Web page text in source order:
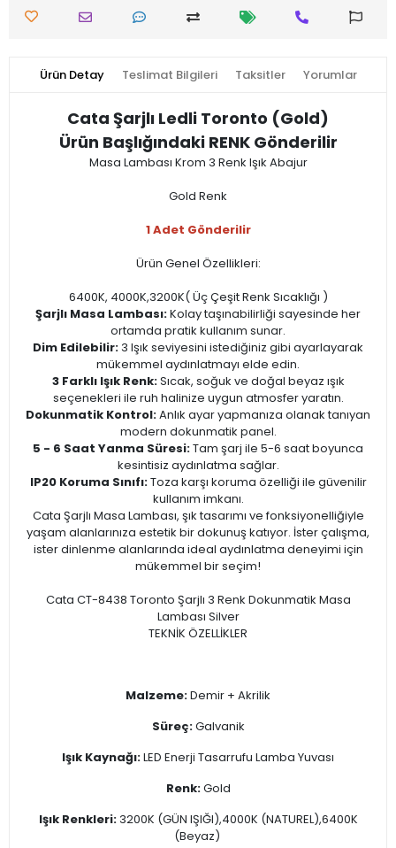
Ürün Detay Teslimat Bilgileri Taksitler Yorumlar
Cata Şarjlı Ledli Toronto (Gold)
Ürün Başlığındaki RENK Gönderilir
Masa Lambası Krom 3 Renk Işık Abajur
Gold Renk
1 Adet Gönderilir
Ürün Genel Özellikleri:
6400K, 4000K,3200K( Üç Çeşit Renk Sıcaklığı )
Şarjlı Masa Lambası:Kolay taşınabilirliği sayesinde her
ortamda pratik kullanım sunar.
Dim Edilebilir:3 Işık seviyesini istediğiniz gibi ayarlayarak
mükemmel aydınlatmayı elde edin.
3 Farklı Işık Renk:Sıcak, soğuk ve doğal beyaz ışık
seçenekleri ile ruh halinize uygun atmosfer yaratın.
Dokunmatik Kontrol:Anlık ayar yapmanıza olanak tanıyan
modern dokunmatik panel.
5 - 6 Saat Yanma Süresi:Tam şarj ile 5-6 saat boyunca
kesintisiz aydınlatma sağlar.
IP20 Koruma Sınıfı:Toza karşı koruma özelliği ile güvenilir
kullanım imkanı.
Cata Şarjlı Masa Lambası, şık tasarımı ve fonksiyonelliğiyle
yaşam alanlarınıza estetik bir dokunuş katıyor. İster çalışma,
ister dinlenme alanlarında ideal aydınlatma deneyimi için
mükemmel bir seçim!
Cata CT-8438 Toronto Şarjlı 3 Renk Dokunmatik Masa
Lambası Silver
TEKNİK ÖZELLİKLER
Malzeme:Demir + Akrilik
Süreç:Galvanik
Işık Kaynağı:LED Enerji Tasarrufu Lamba Yuvası
Renk:Gold
Işık Renkleri:3200K (GÜN IŞIĞI),4000K (NATUREL),6400K
(Beyaz)